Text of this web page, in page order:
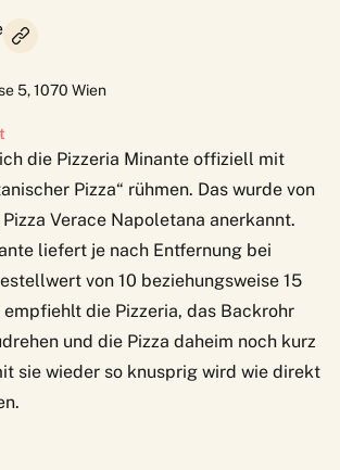
5,1070 Wien
die Pizzeria Minante offiziell mit
Pizza“ rühmen. Das wurde von
Verace Napoletana anerkannt.
liefert je nach Entfernung bei
von 10 beziehungsweise 15
empfiehlt die Pizzeria, das Backrohr
und die Pizza daheim noch kurz
sie wieder so knusprig wird wie direkt